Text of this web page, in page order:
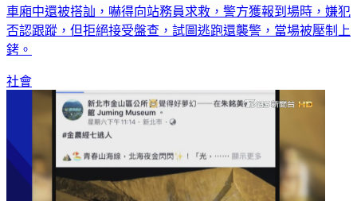
車廂中還被搭訕，嚇得向站務員求救，警方獲報到場時，嫌犯
否認跟蹤，但拒絕接受盤查，試圖逃跑還襲警，當場被壓制上
銬。
社會